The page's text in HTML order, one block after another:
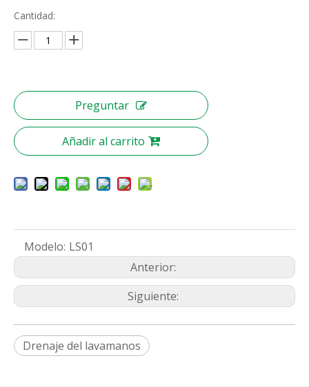
Cantidad:
Preguntar
Añadir al carrito
Modelo: LS01
Anterior:
Siguiente:
Drenaje del lavamanos